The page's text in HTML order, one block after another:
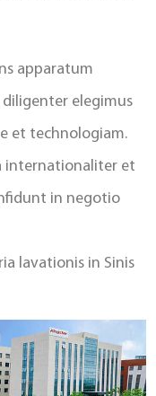
apparatum
diligenter elegimus
et technologiam.
internationaliter et
in negotio
lavationis in Sinis